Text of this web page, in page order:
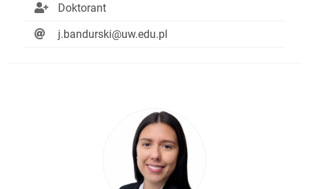
Doktorant
j.bandurski@uw.edu.pl